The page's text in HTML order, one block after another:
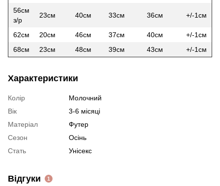
56см
з/р
23см 40см 33см 36см +/-1см
62см 20см 46см 37см 40см
+/-1см
68см
23см 48см 39см 43см +/-1см
Характеристики
Колір
Молочний
Вік
3-6 місяці
Матеріал
Футер
Сезон
Осінь
Стать
Унісекс
Відгуки 1